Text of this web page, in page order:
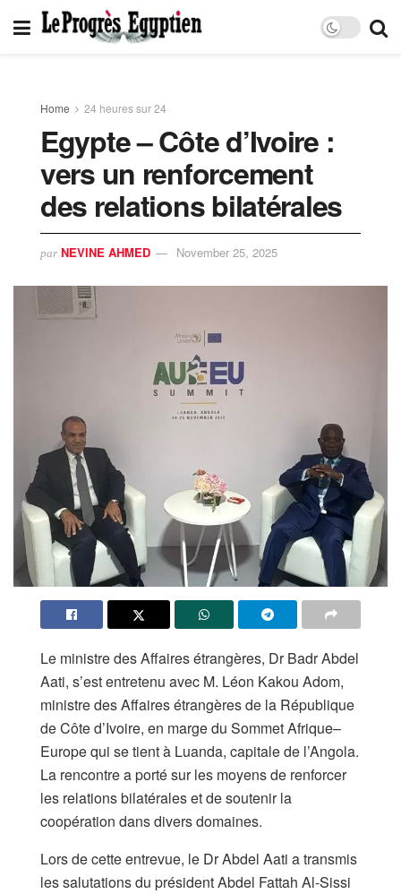
Home 24 heures sur 24
Egypte – Côte d’Ivoire :
vers un renforcement
des relations bilatérales
par NEVINE AHMED November 25, 2025
Le ministre des Affaires étrangères, Dr Badr Abdel
Aati, s’est entretenu avec M. Léon Kakou Adom,
ministre des Affaires étrangères de la République
de Côte d’Ivoire, en marge du Sommet Afrique–
Europe qui se tient à Luanda, capitale de l’Angola.
La rencontre a porté sur les moyens de renforcer
les relations bilatérales et de soutenir la
coopération dans divers domaines.
Lors de cette entrevue, le Dr Abdel Aati a transmis
les salutations du président Abdel Fattah Al-Sissi